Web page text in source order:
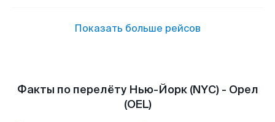
Показать больше рейсов
Факты по перелёту Нью-Йорк (NYC) - Орел
(OEL)